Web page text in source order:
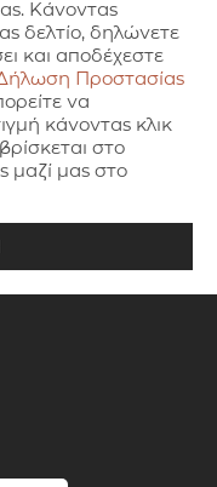
Κάνοντας
δελτίο, δηλώνετε
και αποδέχεστε
Προστασίας
να
κάνοντας κλικ
στο
μαζί μας στο